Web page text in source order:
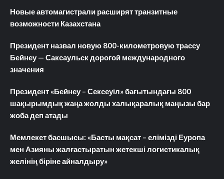
Новые автомагистрали расширят транзитные
возможности Казахстана
Президент назвал новую 800-километровую трассу
Бейнеу — Саксаульск дорогой международного
значения
Президент «Бейнеу – Сексеуіл» бағытындағы 800
шақырымдық жаңа жолды халықаралық маңызы бар
жоба деп атады
Мемлекет басшысы: «Басты мақсат – елімізді Еуропа
мен Азияны жалғастыратын жетекші логистикалық
желінің біріне айналдыру»